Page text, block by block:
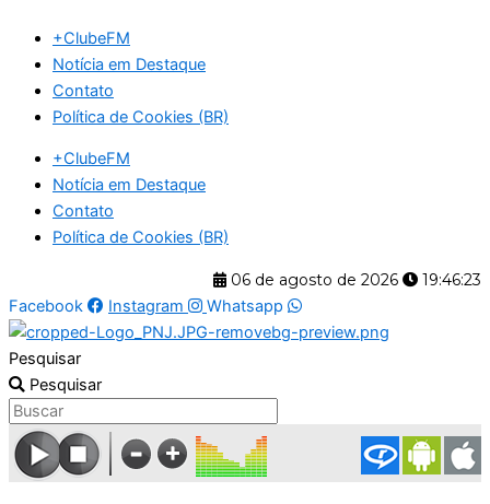
para
conteúdo
+ClubeFM
Notícia em Destaque
Contato
Política de Cookies (BR)
+ClubeFM
Notícia em Destaque
Contato
Política de Cookies (BR)
06 de agosto de 2026
19:46:23
Facebook
Instagram Whatsapp
Pesquisar
Pesquisar